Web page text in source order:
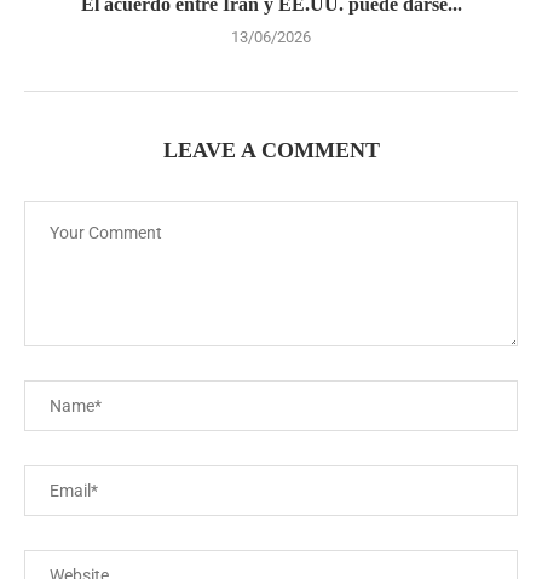
El acuerdo entre Irán y EE.UU. puede darse...
13/06/2026
LEAVE A COMMENT